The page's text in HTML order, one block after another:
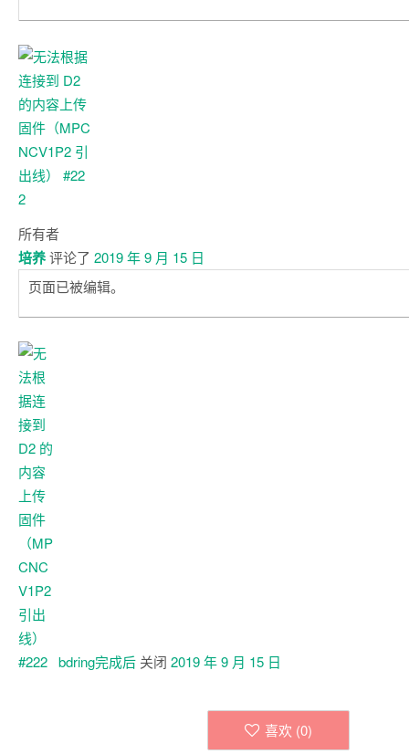
所有者
培养评论了 2019 年 9 月 15 日
页面已被编辑。
bdring完成后 关闭 2019 年 9 月 15 日
喜欢 (0)